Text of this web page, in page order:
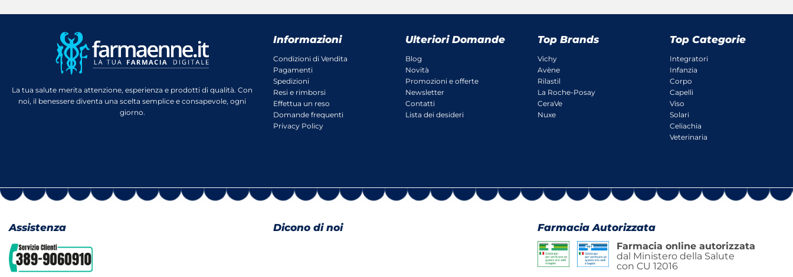
La tua salute merita attenzione, esperienza e prodotti di qualità. Con
noi, il benessere diventa una scelta semplice e consapevole, ogni
giorno.
Informazioni
Condizioni di Vendita
Pagamenti
Spedizioni
Resi e rimborsi
Effettua un reso
Domande frequenti
Privacy Policy
Ulteriori Domande
Blog
Novità
Promozioni e offerte
Newsletter
Contatti
Lista dei desideri
Top Brands
Vichy
Avène
Rilastil
La Roche-Posay
CeraVe
Nuxe
Top Categorie
Integratori
Infanzia
Corpo
Capelli
Viso
Solari
Celiachia
Veterinaria
Assistenza Dicono di noi Farmacia Autorizzata
Farmacia online autorizzata
dal Ministero della Salute
con CU 12016